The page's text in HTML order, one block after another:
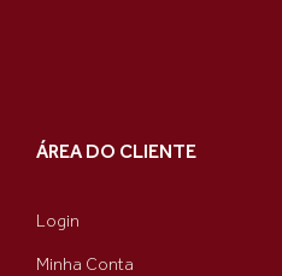
ÁREA DO CLIENTE
Login
Minha Conta